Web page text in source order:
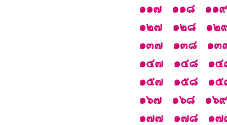
๑๑๗
๑๑๘
๑๑๙
๑๒๗
๑๒๘
๑๒
๑๓๗
๑๓๘
๑๓
๑๔๗
๑๔๘
๑๔
๑๕๗
๑๕๘
๑๕
๑๖๗
๑๖๘
๑๖๙
๑๗๗
๑๗๘
๑๗